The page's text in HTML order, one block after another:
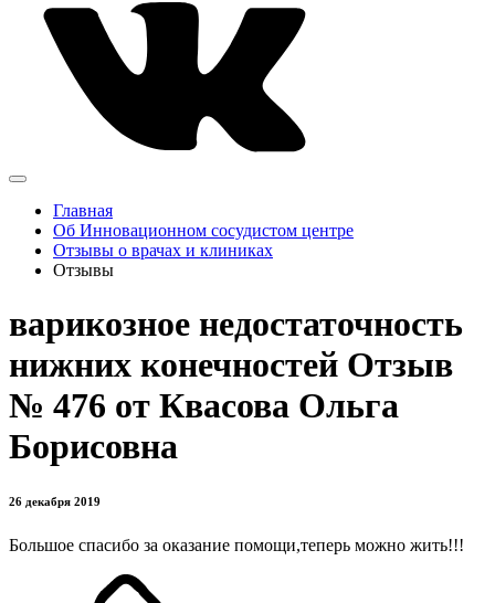
Главная
Об Инновационном сосудистом центре
Отзывы о врачах и клиниках
Отзывы
варикозное недостаточность
нижних конечностей Отзыв
№ 476 от Квасова Ольга
Борисовна
26 декабря 2019
Большое спасибо за оказание помощи,теперь можно жить!!!